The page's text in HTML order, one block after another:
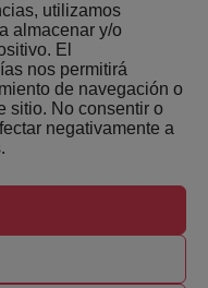
utilizamos
almacenar y/o
El
nos permitirá
de navegación o
sitio. No consentir o
negativamente a
Todos los derechos